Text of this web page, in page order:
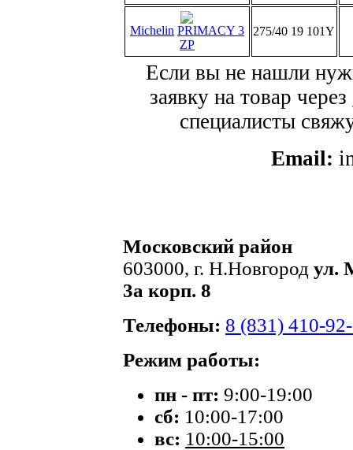
Michelin PRIMACY 3
ZP
275/40 19 101Y
Если вы не нашли
заявку на товар через
специалисты
Email:
Московский район
603000, г. Н.Новгород ул.
3а корп. 8
Телефоны: 8 (831) 410-
Режим работы:
пн - пт: 9:00-19:00
сб: 10:00-17:00
вс: 10:00-15:00